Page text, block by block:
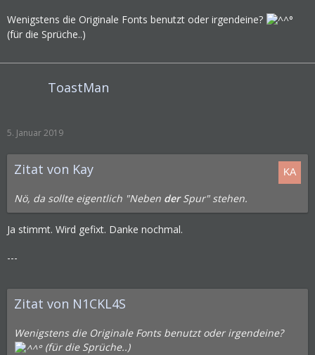
Wenigstens die Originale Fonts benutzt oder irgendeine?
(für die Sprüche..)
ToastMan
5. Januar 2019
Zitat von Kay
Nö, da sollte eigentlich "Neben derSpur" stehen.
Ja stimmt. Wird gefixt. Danke nochmal.
---
Zitat von N1CKL4S
Wenigstens die Originale Fonts benutzt oder irgendeine?
(für die Sprüche..)